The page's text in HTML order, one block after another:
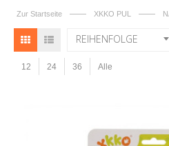
Zur Startseite —— XKKO PUL ——
REIHENFOLGE
12 24 36 Alle